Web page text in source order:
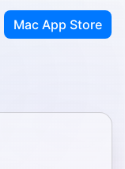
Mac App Store